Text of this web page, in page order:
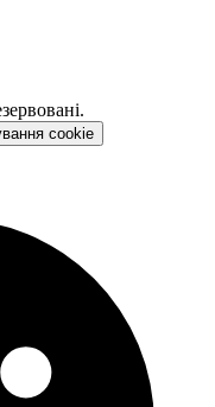
cookie